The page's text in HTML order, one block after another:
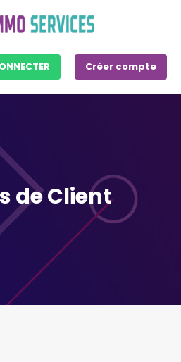
Créer compte
de Client